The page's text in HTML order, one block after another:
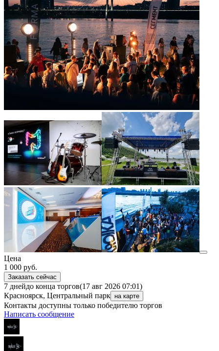
Цена
1 000 руб.
Заказать сейчас
7 днейдо конца торгов(17 авг 2026 07:01)
Красноярск, Центральный парк на карте
Контакты доступны только победителю торгов
Написать сообщение